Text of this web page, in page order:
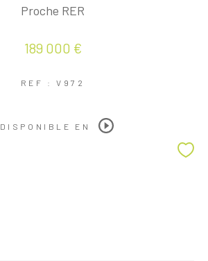
Proche RER
189 000 €
REF : V972
DISPONIBLE EN